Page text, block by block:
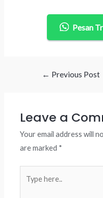
Pesan
Post← Previous Post
Leave a
Your email address will
are marked *
here..